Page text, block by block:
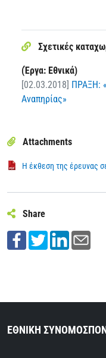
Σχετικές
(Έργα: Εθνικά)
[02.03.2018] ΠΡΑΞΗ:
Αναπηρίας»
Attachments
Η έκθεση της έρευνας
Share
ΕΘΝΙΚΗ